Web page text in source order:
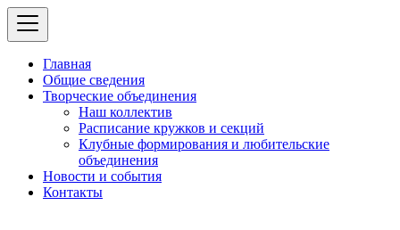
Главная
Общие сведения
Творческие объединения
Наш коллектив
Расписание кружков и секций
Клубные формирования и любительские
объединения
Новости и события
Контакты